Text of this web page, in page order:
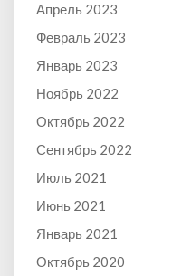
Апрель 2023
Февраль 2023
Январь 2023
Ноябрь 2022
Октябрь 2022
Сентябрь 2022
Июль 2021
Июнь 2021
Январь 2021
Октябрь 2020